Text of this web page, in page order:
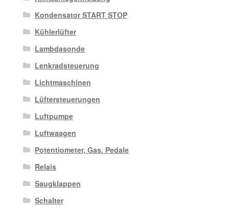
Kondensator START STOP
Kühlerlüfter
Lambdasonde
Lenkradsteuerung
Lichtmaschinen
Lüftersteuerungen
Luftpumpe
Luftwaagen
Potentiometer, Gas. Pedale
Relais
Saugklappen
Schalter